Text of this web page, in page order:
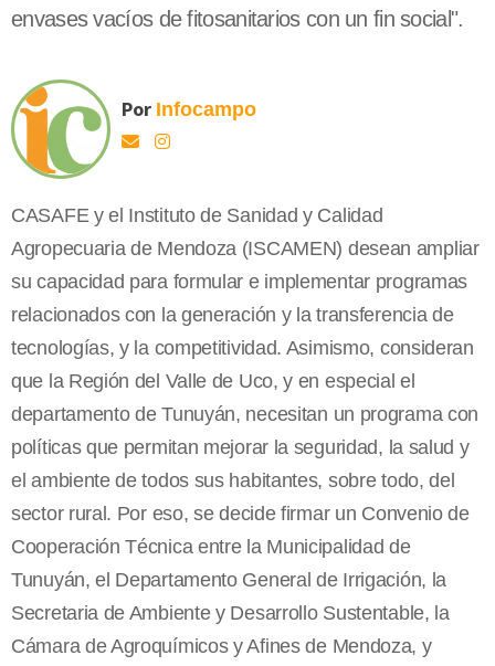
envases vacíos de fitosanitarios con un fin social".
Por Infocampo
CASAFE y el Instituto de Sanidad y Calidad
Agropecuaria de Mendoza (ISCAMEN) desean ampliar
su capacidad para formular e implementar programas
relacionados con la generación y la transferencia de
tecnologías, y la competitividad. Asimismo, consideran
que la Región del Valle de Uco, y en especial el
departamento de Tunuyán, necesitan un programa con
políticas que permitan mejorar la seguridad, la salud y
el ambiente de todos sus habitantes, sobre todo, del
sector rural. Por eso, se decide firmar un Convenio de
Cooperación Técnica entre la Municipalidad de
Tunuyán, el Departamento General de Irrigación, la
Secretaria de Ambiente y Desarrollo Sustentable, la
Cámara de Agroquímicos y Afines de Mendoza, y